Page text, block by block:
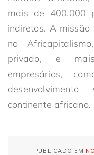
mais de 400.000
indiretos. A
no
privado, e
empresários,
continente africano.
PUBLICADO EM